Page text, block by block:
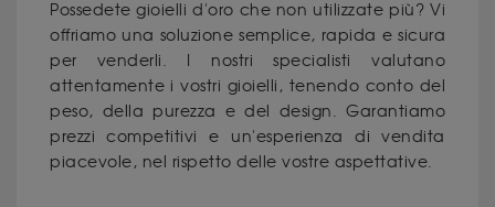
Possedetegioielli d'oro che non utilizzate più? Vi
offriamo una soluzione semplice, rapida e sicura
per venderli. I nostri specialisti valutano
attentamente i vostri gioielli, tenendo conto del
peso, della purezza e del design. Garantiamo
prezzi competitivi e un'esperienza di vendita
piacevole, nel rispetto delle vostre aspettative.